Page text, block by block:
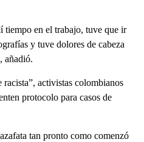
tiempo en el trabajo, tuve que ir
y tuve dolores de cabeza
añadió.
activistas colombianos
protocolo para casos de
tan pronto como comenzó